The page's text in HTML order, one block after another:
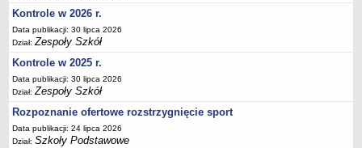
Kontrole w 2026 r.
Data publikacji: 30 lipca 2026
Dział:Zespoły Szkół
Kontrole w 2025 r.
Data publikacji: 30 lipca 2026
Dział:Zespoły Szkół
Rozpoznanie ofertowe rozstrzygnięcie sport
Data publikacji: 24 lipca 2026
Dział:Szkoły Podstawowe